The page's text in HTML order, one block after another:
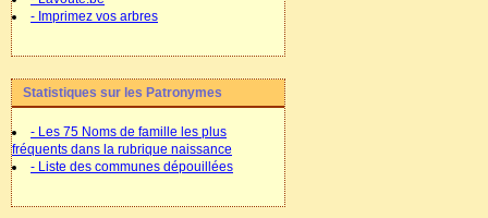
- Imprimez vos arbres
Statistiques sur les Patronymes
- Les 75 Noms de famille les plus
fréquents dans la rubrique naissance
- Liste des communes dépouillées